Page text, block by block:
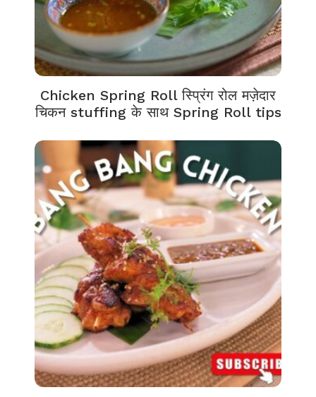
Chicken Spring Roll स्प्रिंग रोल मज़ेदार
चिकन stuffing के साथ Spring Roll tips